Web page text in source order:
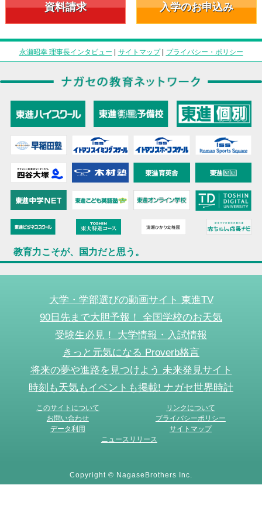
資料請求 入学のお申込み
永瀬昭幸 理事長インタビュー | サイトマップ| プライバシー・ポリシー
教育力こそが、国力だと思う。
大学・学部選びの動画サイト 東進TV
90日先まで大胆予報！ 全国学校のお天気
受験生必見！ 大学情報・入試情報
きっと元気になる Proverb格言
将来の夢や進路を見つけよう 未来発見サイト
時刻も天気もイベントも掲載! ナガセ世界時計
このサイトについて
リンクについて
お問い合わせ
プライバシーポリシー
データ利用
サイトマップ
ニュースリリース
Copyright © NagaseBrothers Inc.